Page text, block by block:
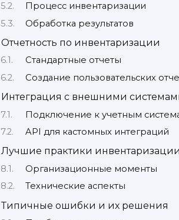
Процесс инвентаризации
Обработка результатов
Отчетность по инвентаризации
Стандартные отчеты
Создание пользовательских
Интеграция с внешними
Подключение к учетным
API для кастомных интеграций
Лучшие практики инвентаризации
Организационные моменты
Технические аспекты
Типичные ошибки и их решения